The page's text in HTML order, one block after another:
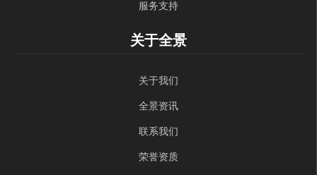
服务支持
关于全景
关于我们
全景资讯
联系我们
荣誉资质